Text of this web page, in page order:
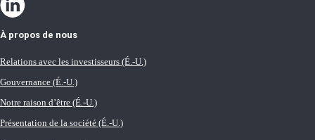
À propos de nous
Relations avec les investisseurs (É.-U.)
Gouvernance (É.-U.)
Notre raison d’être (É.-U.)
Présentation de la société (É.-U.)